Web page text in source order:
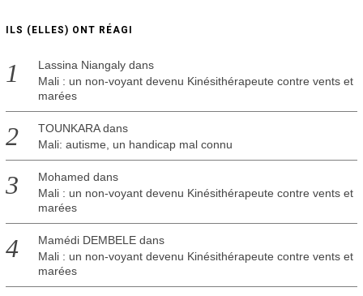
ILS (ELLES) ONT RÉAGI
Lassina Niangalydans
Mali : un non-voyant devenu Kinésithérapeute contre vents et
marées
TOUNKARAdans
Mali: autisme, un handicap mal connu
Mohamed dans
Mali : un non-voyant devenu Kinésithérapeute contre vents et
marées
Mamédi DEMBELEdans
Mali : un non-voyant devenu Kinésithérapeute contre vents et
marées